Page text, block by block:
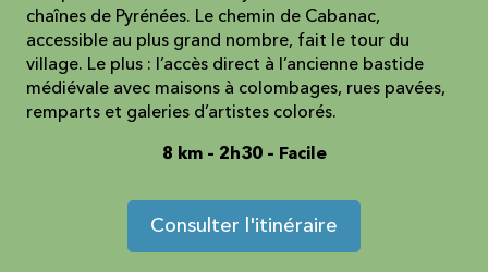
chaînes de Pyrénées. Le chemin de Cabanac,
accessible au plus grand nombre, fait le tour du
village. Le plus : l’accès direct à l’ancienne bastide
médiévale avec maisons à colombages, rues pavées,
remparts et galeries d’artistes colorés.
8 km – 2h30 – Facile
Consulter l'itinéraire